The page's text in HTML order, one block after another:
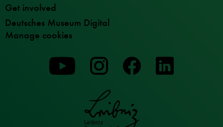
Get involved
Deutsches Museum Digital
Manage cookies
To
our
Youtube
page
To
our
Instagram
page
To
our